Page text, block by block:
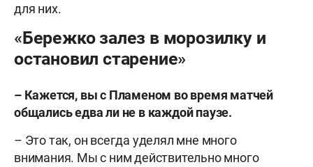
для них.
«Бережко залез в морозилку и
остановил старение»
– Кажется, вы с Пламеном во время матчей
общались едва ли не в каждой паузе.
– Это так, он всегда уделял мне много
внимания. Мы с ним действительно много